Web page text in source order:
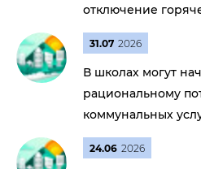
отключение
31.07 2026
В школах могут
рациональному
коммунальных
24.06 2026